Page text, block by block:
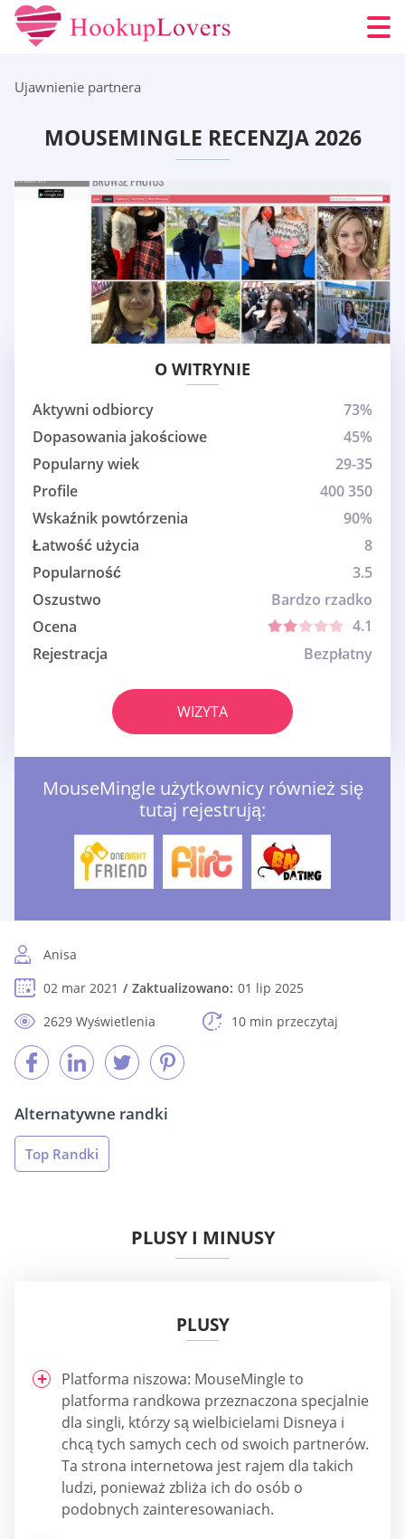
Ujawnienie partnera
MOUSEMINGLE RECENZJA 2026
O WITRYNIE
Aktywni odbiorcy
73%
Dopasowania jakościowe
45%
Popularny wiek
29-35
Profile
400 350
Wskaźnik powtórzenia
90%
Łatwość użycia
8
Popularność
3.5
Oszustwo
Bardzo rzadko
Ocena
4.1
Rejestracja
Bezpłatny
WIZYTA
MouseMingle użytkownicy również się
tutaj rejestrują:
Anisa
02 mar 2021
Zaktualizowano: 01 lip 2025
2629 Wyświetlenia
10 min przeczytaj
Alternatywne randki
Top Randki
PLUSY I MINUSY
PLUSY
Platforma niszowa: MouseMingle to
platforma randkowa przeznaczona specjalnie
dla singli, którzy są wielbicielami Disneya i
chcą tych samych cech od swoich partnerów.
Ta strona internetowa jest rajem dla takich
ludzi, ponieważ zbliża ich do osób o
podobnych zainteresowaniach.